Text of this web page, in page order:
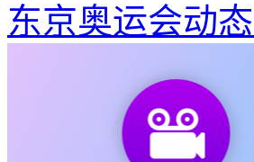
东京奥运会动